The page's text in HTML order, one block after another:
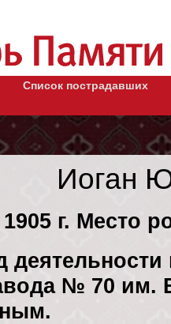
Список пострадавших
Иоган
г. Место
№ 70